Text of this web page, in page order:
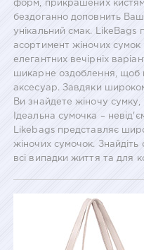
форм, прикрашених
бездоганно доповнить
унікальний смак. LikeBags
асортимент жіночих сумок
елегантних вечірніх
шикарне оздоблення, щоб
аксесуар. Завдяки
Ви знайдете жіночу
Ідеальна сумочка –
Likebags представляє
жіночих сумочок.
всі випадки життя та для